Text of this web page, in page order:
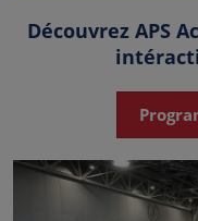
Découvrez APS